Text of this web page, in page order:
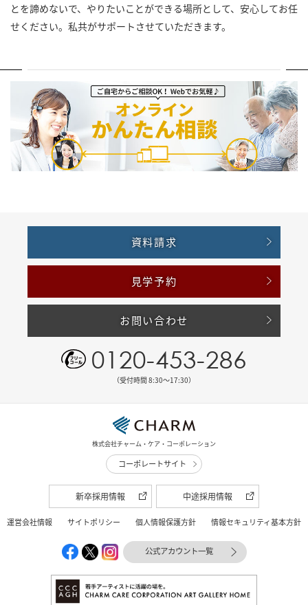
とを諦めないで、やりたいことができる場所として、安心してお任
せください。私共がサポートさせていただきます。
資料請求
見学予約
お問い合わせ
0120-453-286
（受付時間 8:30〜17:30）
株式会社チャーム・ケア・コーポレーション
コーポレートサイト
新卒採用情報 中途採用情報
運営会社情報 サイトポリシー 個人情報保護方針 情報セキュリティ基本方針
公式アカウント一覧